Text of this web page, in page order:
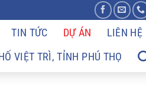
TIN TỨC DỰ ÁN LIÊN HỆ
VIỆT TRÌ, TỈNH PHÚ THỌ